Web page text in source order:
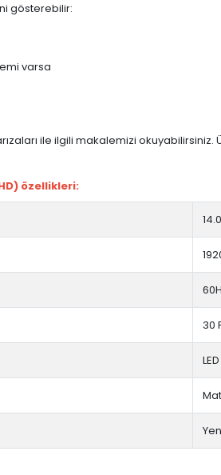
gösterebilir:
varsa
ile ilgili makalemizi
özellikleri:
30
Mat